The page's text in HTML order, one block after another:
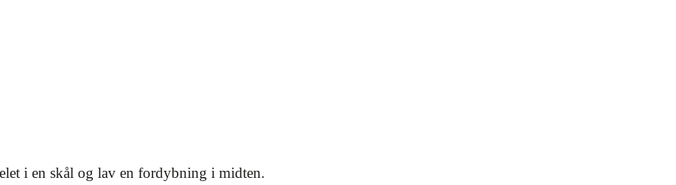
i en skål og lav en fordybning i midten.